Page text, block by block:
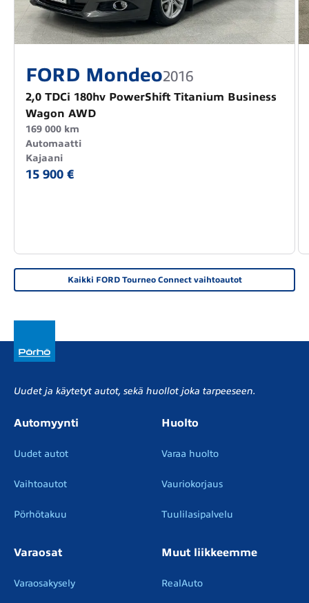
FORD Mondeo2016
2,0 TDCi 180hv PowerShift Titanium Business
Wagon AWD
169 000 km
Automaatti
Kajaani
15 900 €
Kaikki FORD Tourneo Connect vaihtoautot
Uudet ja käytetyt autot, sekä huollot joka tarpeeseen.
Automyynti
Uudet autot
Vaihtoautot
Pörhötakuu
Huolto
Varaa huolto
Vauriokorjaus
Tuulilasipalvelu
Varaosat
Varaosakysely
Muut liikkeemme
RealAuto